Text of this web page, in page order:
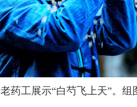
老药工展示“白芍飞上天”。组